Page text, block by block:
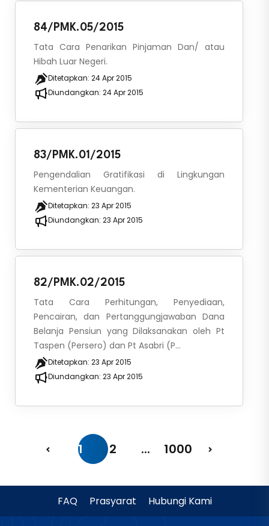
84/PMK.05/2015
Tata Cara Penarikan Pinjaman Dan/ atau
Hibah Luar Negeri.
Ditetapkan: 24 Apr 2015
Diundangkan: 24 Apr 2015
83/PMK.01/2015
Pengendalian Gratifikasi di Lingkungan
Kementerian Keuangan.
Ditetapkan: 23 Apr 2015
Diundangkan: 23 Apr 2015
82/PMK.02/2015
Tata Cara Perhitungan, Penyediaan,
Pencairan, dan Pertanggungjawaban Dana
Belanja Pensiun yang Dilaksanakan oleh Pt
Taspen (Persero) dan Pt Asabri (P...
Ditetapkan: 23 Apr 2015
Diundangkan: 23 Apr 2015
1 2 ... 1000
FAQ Prasyarat Hubungi Kami